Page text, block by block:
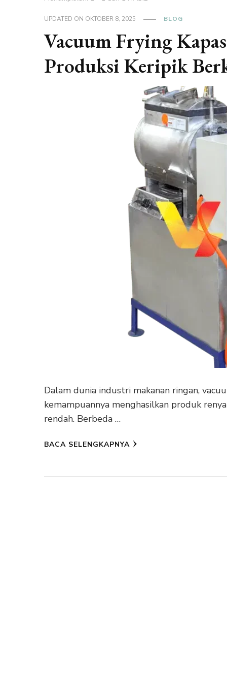
UPDATED ON OKTOBER 8, 2025 BLOG
Vacuum Frying
Produksi Keripik
Dalam dunia industri makanan ringan,
kemampuannya menghasilkan produk
rendah. Berbeda …
BACA SELENGKAPNYA